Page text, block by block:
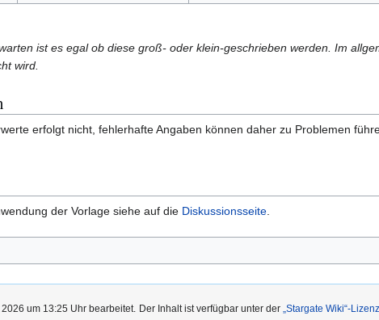
ist es egal ob diese groß- oder klein-geschrieben werden. Im
wird.
erfolgt nicht, fehlerhafte Angaben können daher zu Problemen
der Vorlage siehe auf die Diskussionsseite
um 13:25 Uhr bearbeitet. Der Inhalt ist verfügbar unter der „Stargate Wiki“-Lizenz